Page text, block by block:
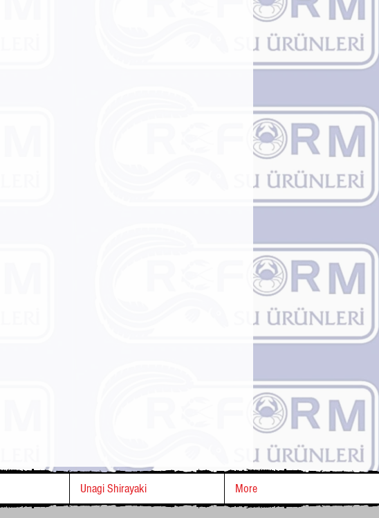
Unagi Shirayaki More